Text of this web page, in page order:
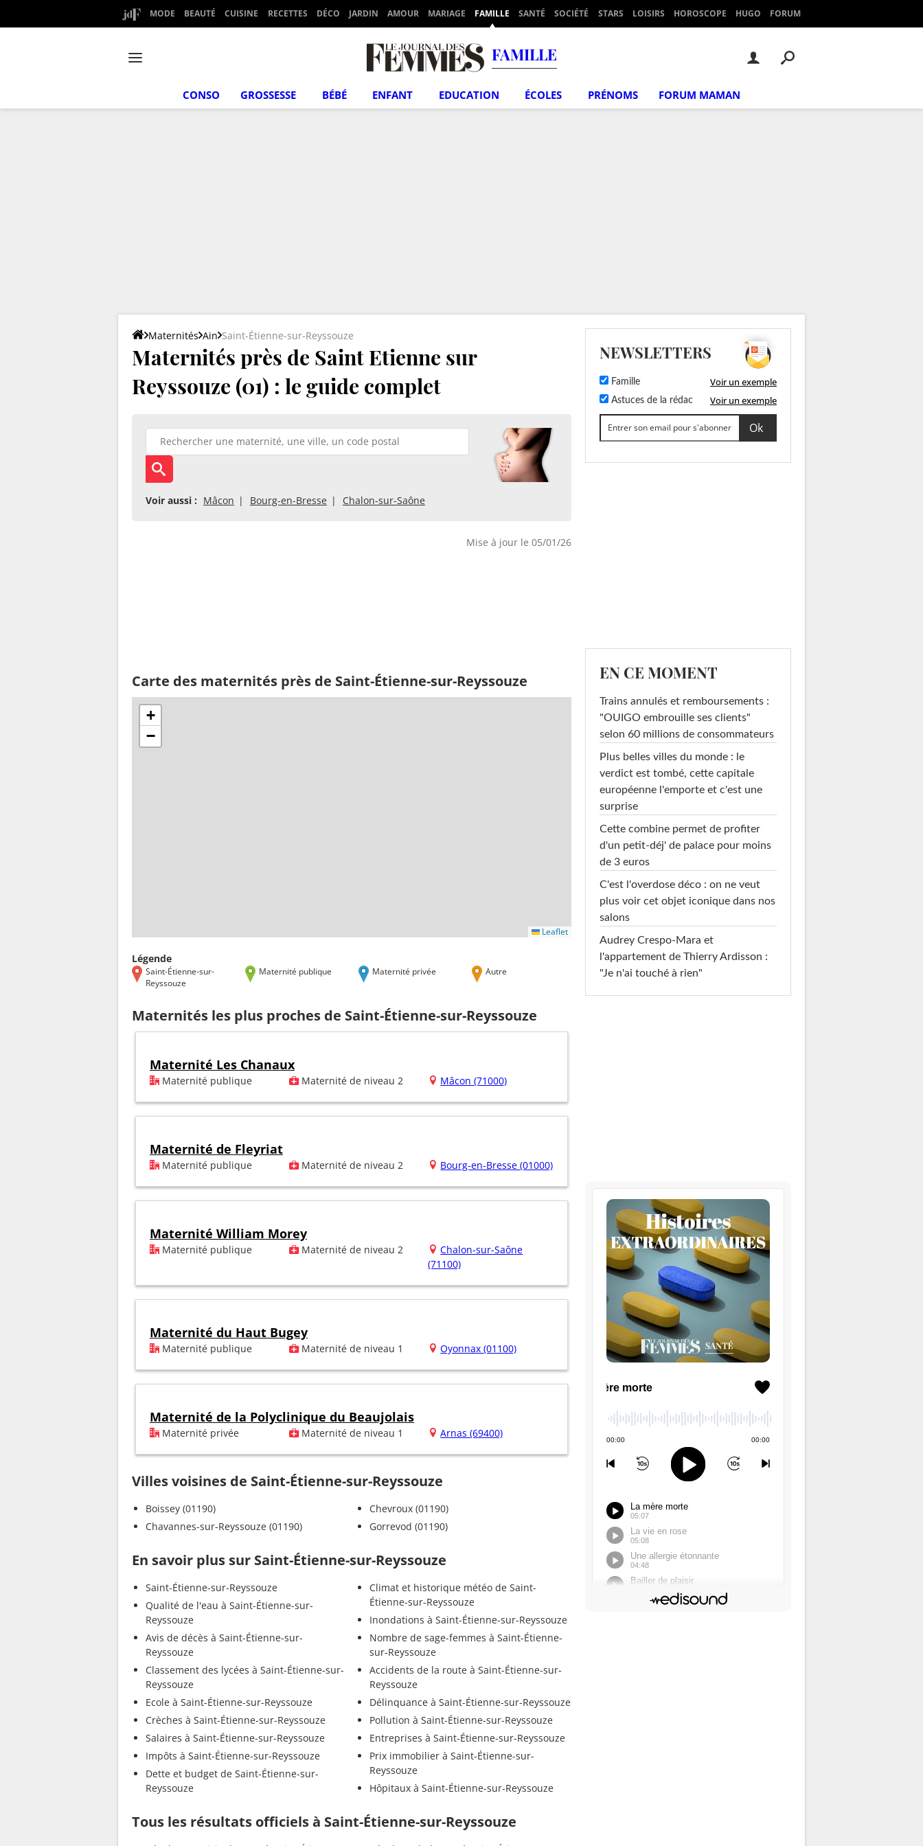
MODE BEAUTÉ CUISINE RECETTES DÉCO JARDIN AMOUR MARIAGE FAMILLE SANTÉ SOCIÉTÉ STARS LOISIRS HOROSCOPE HUGO FORUM
FAMILLE
CONSO GROSSESSE BÉBÉ ENFANT EDUCATION ÉCOLES PRÉNOMS FORUM MAMAN
Maternités Ain Saint-Étienne-sur-Reyssouze
Maternités près de Saint Etienne sur
Reyssouze (01) : le guide complet
Voir aussi : Mâcon Bourg-en-Bresse Chalon-sur-Saône
Mise à jour le 05/01/26
Carte des maternités près de Saint-Étienne-sur-Reyssouze
+
−
Leaflet
Légende
Saint-Étienne-sur-
Reyssouze
Maternité publique Maternité privée Autre
Maternités les plus proches de Saint-Étienne-sur-Reyssouze
Maternité Les Chanaux
Maternité publique Maternité de niveau 2 Mâcon (71000)
Maternité de Fleyriat
Maternité publique Maternité de niveau 2 Bourg-en-Bresse (01000)
Maternité William Morey
Maternité publique Maternité de niveau 2
Chalon-sur-Saône
(71100)
Maternité du Haut Bugey
Maternité publique Maternité de niveau 1 Oyonnax (01100)
Maternité de la Polyclinique du Beaujolais
Maternité privée Maternité de niveau 1 Arnas (69400)
Villes voisines de Saint-Étienne-sur-Reyssouze
Boissey (01190)
Chavannes-sur-Reyssouze (01190)
Chevroux (01190)
Gorrevod (01190)
En savoir plus sur Saint-Étienne-sur-Reyssouze
Saint-Étienne-sur-Reyssouze
Qualité de l'eau à Saint-Étienne-sur-
Reyssouze
Avis de décès à Saint-Étienne-sur-
Reyssouze
Classement des lycées à Saint-Étienne-sur-
Reyssouze
Ecole à Saint-Étienne-sur-Reyssouze
Crèches à Saint-Étienne-sur-Reyssouze
Salaires à Saint-Étienne-sur-Reyssouze
Impôts à Saint-Étienne-sur-Reyssouze
Dette et budget de Saint-Étienne-sur-
Reyssouze
Climat et historique météo de Saint-
Étienne-sur-Reyssouze
Inondations à Saint-Étienne-sur-Reyssouze
Nombre de sage-femmes à Saint-Étienne-
sur-Reyssouze
Accidents de la route à Saint-Étienne-sur-
Reyssouze
Délinquance à Saint-Étienne-sur-Reyssouze
Pollution à Saint-Étienne-sur-Reyssouze
Entreprises à Saint-Étienne-sur-Reyssouze
Prix immobilier à Saint-Étienne-sur-
Reyssouze
Hôpitaux à Saint-Étienne-sur-Reyssouze
Tous les résultats officiels à Saint-Étienne-sur-Reyssouze
NEWSLETTERS
Famille Voir un exemple
Astuces de la rédac Voir un exemple
EN CE MOMENT
Trains annulés et remboursements :
"OUIGO embrouille ses clients"
selon 60 millions de consommateurs
Plus belles villes du monde : le
verdict est tombé, cette capitale
européenne l'emporte et c'est une
surprise
Cette combine permet de profiter
d'un petit-déj' de palace pour moins
de 3 euros
C'est l'overdose déco : on ne veut
plus voir cet objet iconique dans nos
salons
Audrey Crespo-Mara et
l'appartement de Thierry Ardisson :
"Je n'ai touché à rien"